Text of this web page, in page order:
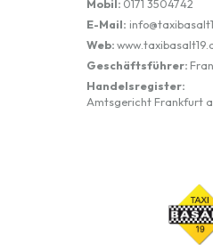
Mobil: 0171 3504742
E-Mail:
Web:
Geschäftsführer:
Handelsregister:
Amtsgericht Frankfurt